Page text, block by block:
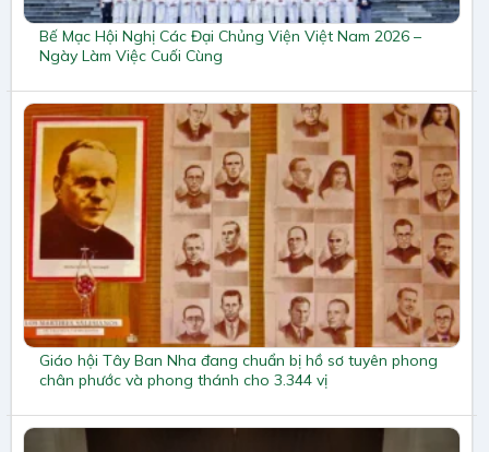
Bế Mạc Hội Nghị Các Đại Chủng Viện Việt Nam 2026 –
Ngày Làm Việc Cuối Cùng
Giáo hội Tây Ban Nha đang chuẩn bị hồ sơ tuyên phong
chân phước và phong thánh cho 3.344 vị